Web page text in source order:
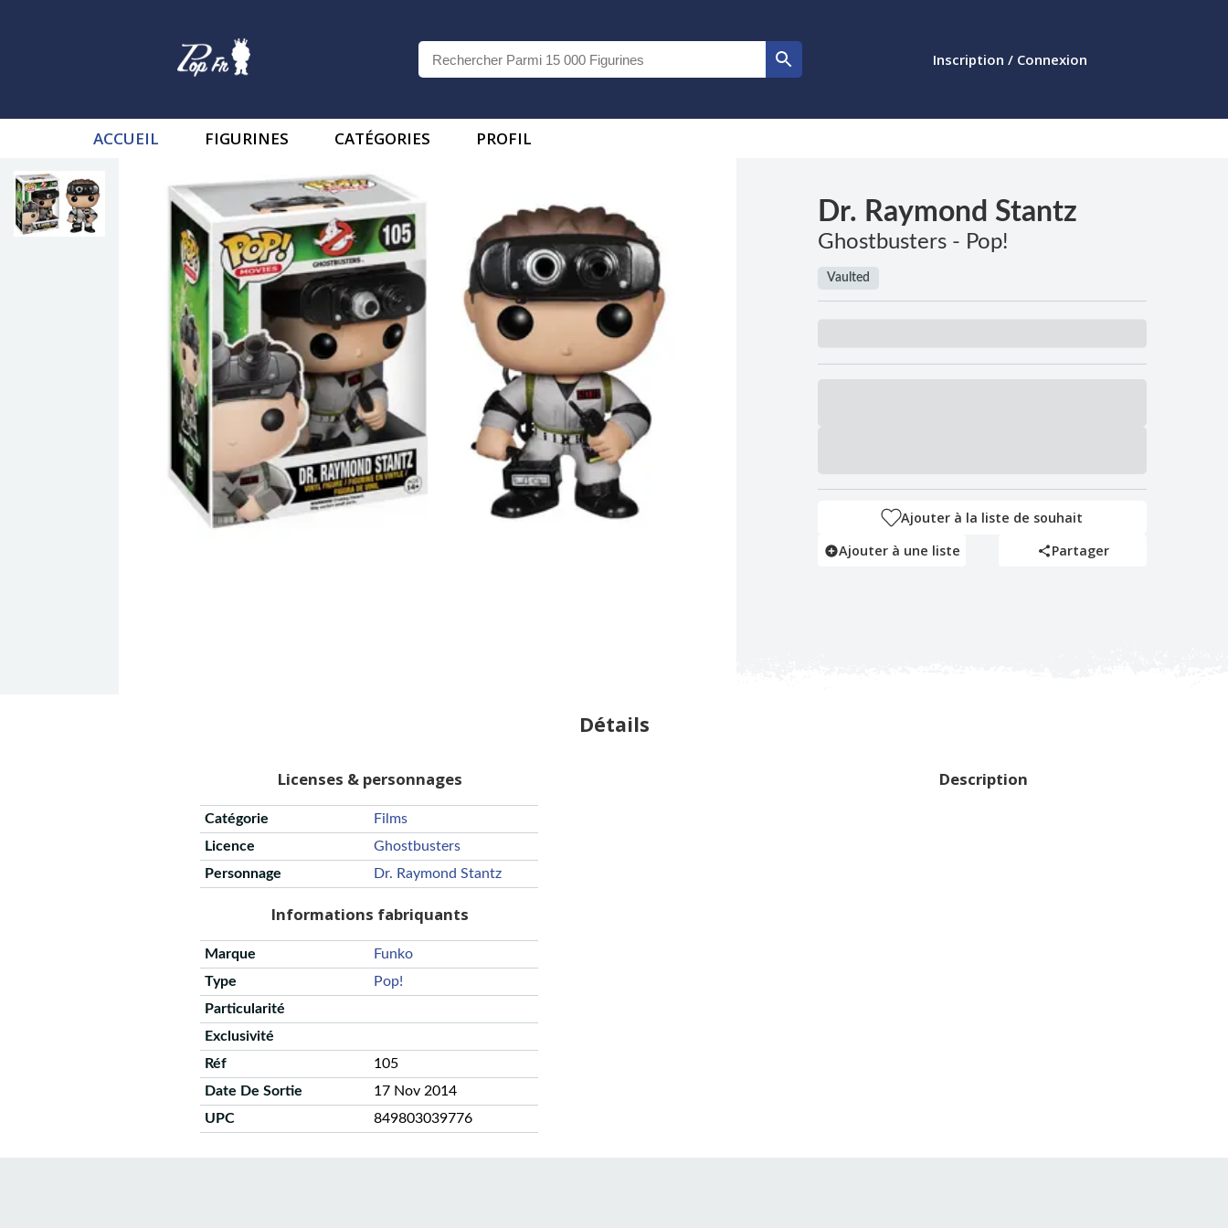
Inscription / Connexion
ACCUEIL FIGURINES CATÉGORIES PROFIL
Dr. Raymond Stantz
Ghostbusters - Pop!
Vaulted
Ajouter à la liste de souhait
Ajouter à une liste
Partager
Détails
Licenses & personnages
Catégorie
Films
Licence
Ghostbusters
Personnage
Dr. Raymond Stantz
Informations fabriquants
Marque
Funko
Type
Pop!
Particularité
Exclusivité
Réf
105
Date De Sortie
17 Nov 2014
UPC
849803039776
Description